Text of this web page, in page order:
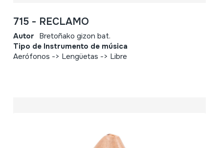
715 - RECLAMO
Autor Bretoñako gizon bat.
Tipo de Instrumento de música
Aerófonos -> Lengüetas -> Libre